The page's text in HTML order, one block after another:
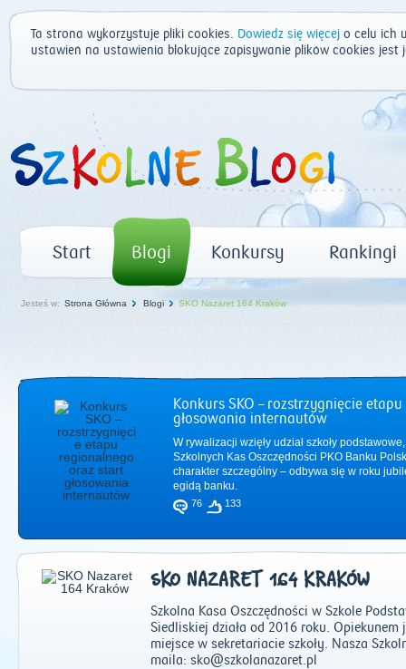
Ta strona wykorzystuje pliki cookies. Dowiedz się więcej o celu ich
ustawień na ustawienia blokujące zapisywanie plików cookies
Start Blogi Konkursy Rankingi
Jesteś w: Strona Główna Blogi SKO Nazaret 164 Kraków
Konkurs SKO – rozstrzygnięcie
głosowania internautów
W rywalizacji wzięły udział szkoły
Szkolnych Kas Oszczędności PKO Banku
charakter szczególny – odbywa się w roku
egidą banku.
76 133
SKO NAZARET 164 KRAKÓW
Szkolna Kasa Oszczędności w Szkole
Siedliskiej działa od 2016 roku. Opiekunem
miejsce w sekretariacie szkoły. Nasza
maila: sko@szkolanazaret.pl